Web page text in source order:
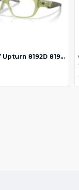
OAKLEY Upturn 8192D 819203